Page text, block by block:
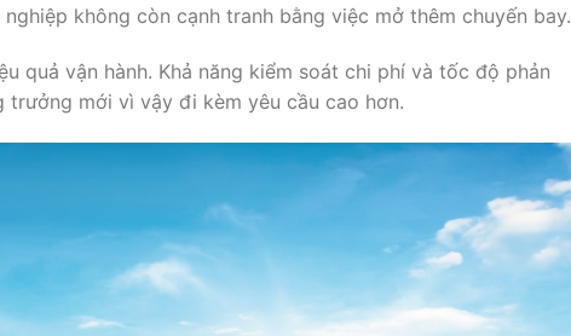
không còn cạnh tranh bằng việc mở thêm chuyến bay.
quả vận hành. Khả năng kiểm soát chi phí và tốc độ phản
mới vì vậy đi kèm yêu cầu cao hơn.